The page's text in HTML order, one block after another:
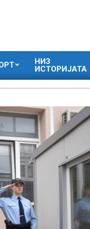
НИЗ
ИСТОРИЈАТА